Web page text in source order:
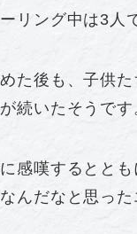
リング中は3人
た後も、子供
続いたそうです
感嘆するとと
んだなと思った